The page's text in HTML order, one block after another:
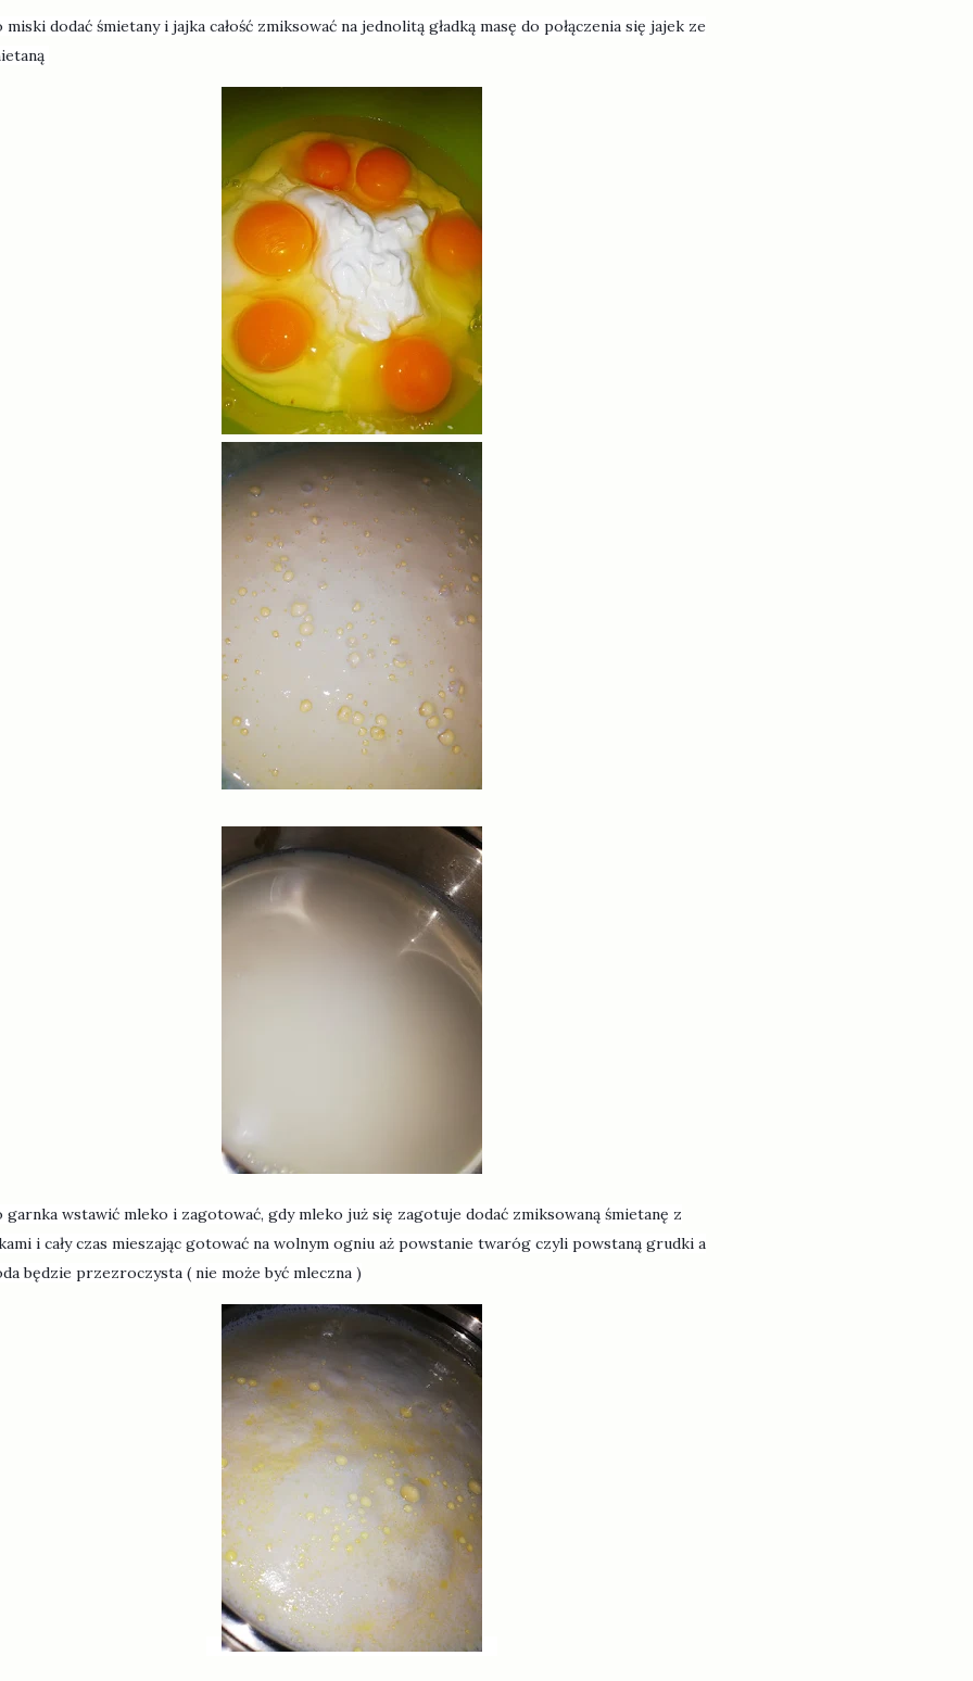
miski dodać śmietany i jajka całość zmiksować na jednolitą gładką masę do połączenia się jajek ze
garnka wstawić mleko i zagotować, gdy mleko już się zagotuje dodać zmiksowaną śmietanę z
i cały czas mieszając gotować na wolnym ogniu aż powstanie twaróg czyli powstaną grudki a
będzie przezroczysta ( nie może być mleczna )